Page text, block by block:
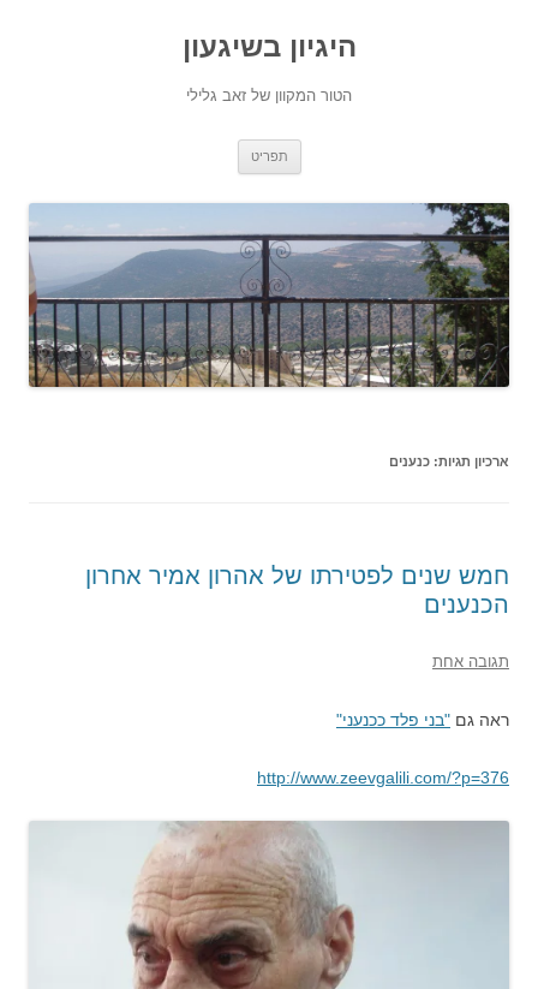
היגיון בשיגעון
הטור המקוון של זאב גלילי
תפריט
ארכיון תגיות: כנענים
חמש שנים לפטירתו של אהרון אמיר אחרון
הכנענים
תגובה אחת
ראה גם "בני פלד ככנעני"
http://www.zeevgalili.com/?p=376